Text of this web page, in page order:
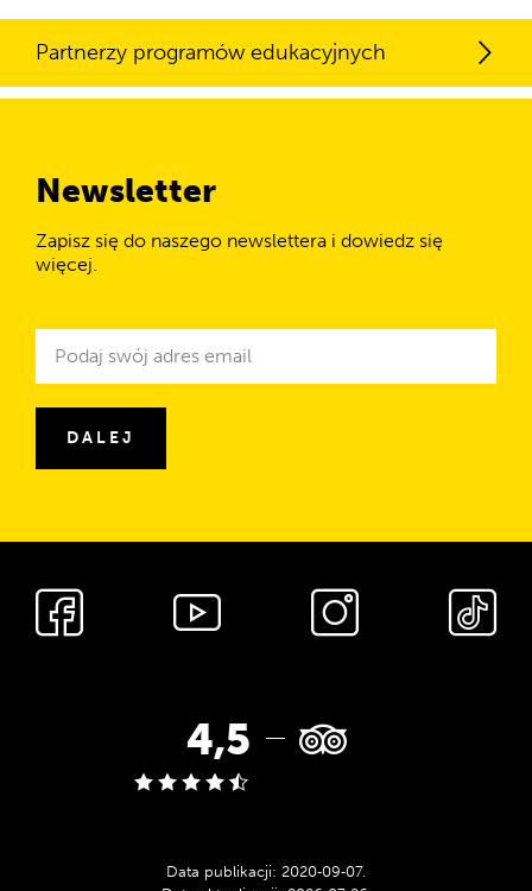
Partnerzy programów edukacyjnych
Newsletter
Zapisz się do naszego newslettera i dowiedz się
więcej.
Newsletter
DALEJ
Media
społecznościowe
Ocena
w
serwisie
4,5
Data publikacji: 2020‑09‑07.